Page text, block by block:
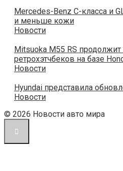
Mercedes-Benz C-класса и
и меньше кожи
Новости
Mitsuoka M55 RS
ретрохэтчбеков на базе
Новости
Hyundai представила
Новости
© 2026 Новости авто мира